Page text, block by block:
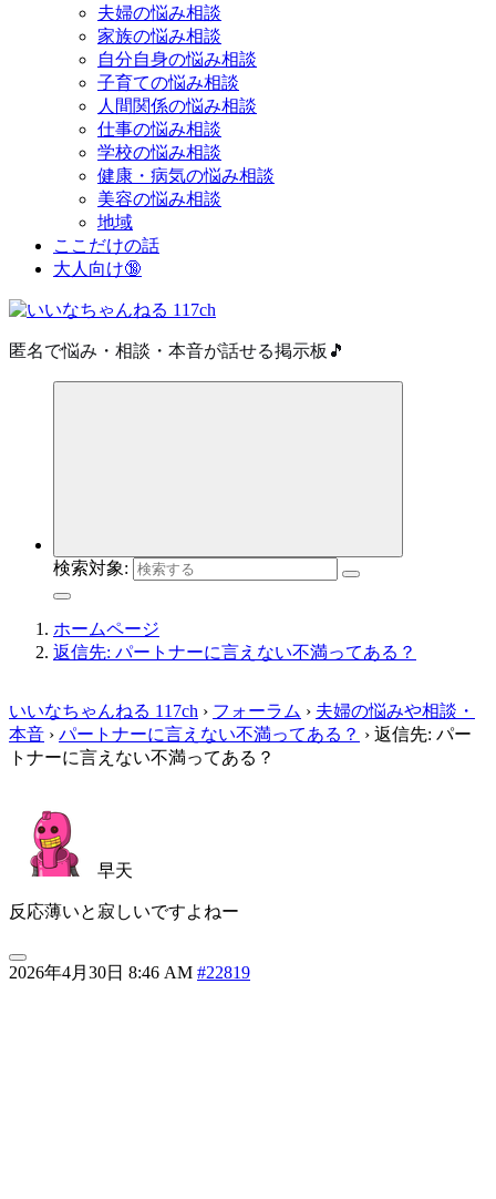
夫婦の悩み相談
家族の悩み相談
自分自身の悩み相談
子育ての悩み相談
人間関係の悩み相談
仕事の悩み相談
学校の悩み相談
健康・病気の悩み相談
美容の悩み相談
地域
ここだけの話
大人向け🔞
匿名で悩み・相談・本音が話せる掲示板🎵
検索対象:
ホームページ
返信先: パートナーに言えない不満ってある？
いいなちゃんねる 117ch › フォーラム › 夫婦の悩みや相談・
本音 › パートナーに言えない不満ってある？ › 返信先: パー
トナーに言えない不満ってある？
2026年4月30日 8:46 AM #22819
早天
反応薄いと寂しいですよねー